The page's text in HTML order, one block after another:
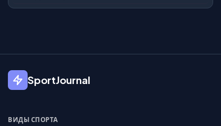
SportJournal
ВИДЫ СПОРТА